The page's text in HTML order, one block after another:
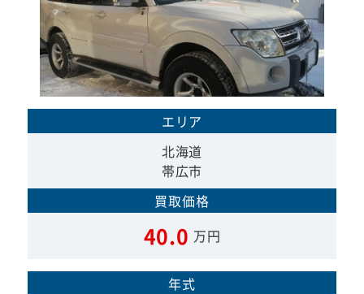
エリア
北海道
帯広市
買取価格
40.0 万円
年式